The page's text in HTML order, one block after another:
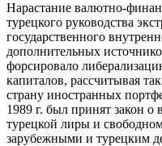
Нарастание валютно-
турецкого руководства
государственного
дополнительных
форсировало
капиталов, рассчитывая
страну иностранных
1989 г. был принят закон о
турецкой лиры и
зарубежными и турецким